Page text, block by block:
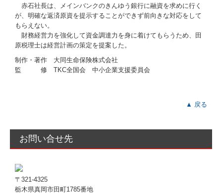
赤石社長は、メインバンクのきんゆう銀行に融資を求めに行く
が、明確な返済原資を提示することができず前向きな対応をして
もらえない。
財務経営力を強化して資金調達力を身に着けてもらうため、田
原税理士は経営計画の策定を提案した。
制作・著作 大同生命保険株式会社
監 修 TKC全国会 中小企業支援委員会
▲ 戻る
お問い合せ先
〒321-4325
栃木県真岡市田町1785番地